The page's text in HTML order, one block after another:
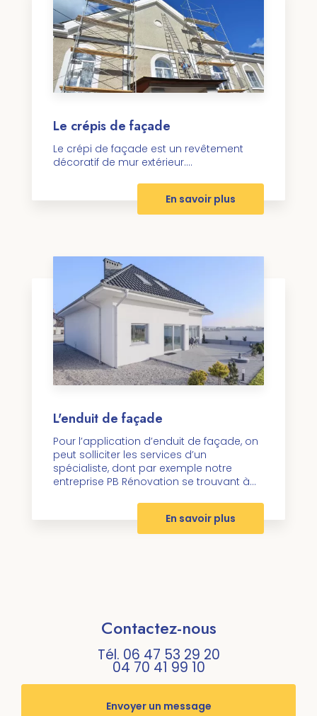
Le crépis de façade
Le crépi de façade est un revêtement
décoratif de mur extérieur....
En savoir plus
L'enduit de façade
Pour l’application d’enduit de façade, on
peut solliciter les services d’un
spécialiste, dont par exemple notre
entreprise PB Rénovation se trouvant à...
En savoir plus
Contactez-nous
Tél. 06 47 53 29 20
04 70 41 99 10
Envoyer un message